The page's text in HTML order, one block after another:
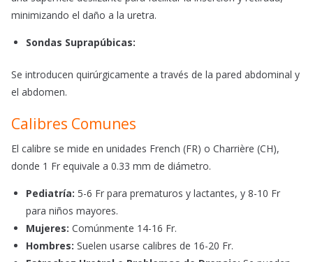
minimizando el daño a la uretra.
Sondas Suprapúbicas:
Se introducen quirúrgicamente a través de la pared abdominal y
el abdomen.
Calibres Comunes
El calibre se mide en unidades French (FR) o Charrière (CH),
donde 1 Fr equivale a 0.33 mm de diámetro.
Pediatría: 5-6 Fr para prematuros y lactantes, y 8-10 Fr
para niños mayores.
Mujeres: Comúnmente 14-16 Fr.
Hombres: Suelen usarse calibres de 16-20 Fr.